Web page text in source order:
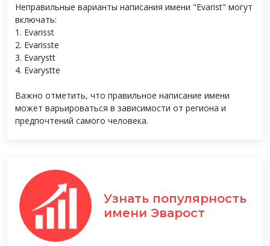
Неправильные варианты написания имени "Evarist" могут
включать:
1. Evarisst
2. Evarisste
3. Evarystt
4. Evarystte
Важно отметить, что правильное написание имени
может варьироваться в зависимости от региона и
предпочтений самого человека.
Узнать популярность
имени Эварост